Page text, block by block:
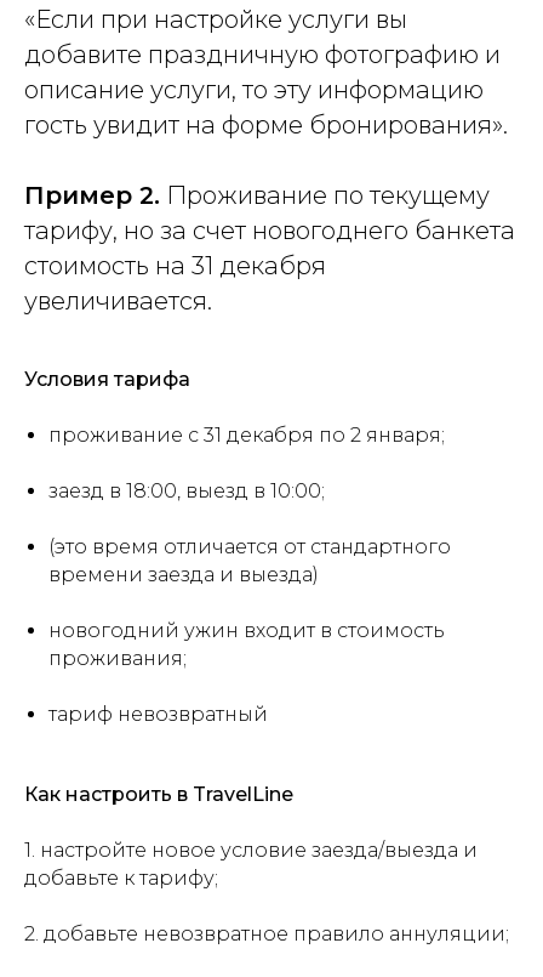
«Если при настройке услуги вы
добавите праздничную фотографию и
описание услуги, то эту информацию
гость увидит на форме бронирования».
Пример 2. Проживание по текущему
тарифу, но за счет новогоднего банкета
стоимость на 31 декабря
увеличивается.
Условия тарифа
проживание с 31 декабря по 2 января;
заезд в 18:00, выезд в 10:00;
(это время отличается от стандартного
времени заезда и выезда)
новогодний ужин входит в стоимость
проживания;
тариф невозвратный
Как настроить в TravelLine
1. настройте новое условие заезда/выезда и
добавьте к тарифу;
2. добавьте невозвратное правило аннуляции;